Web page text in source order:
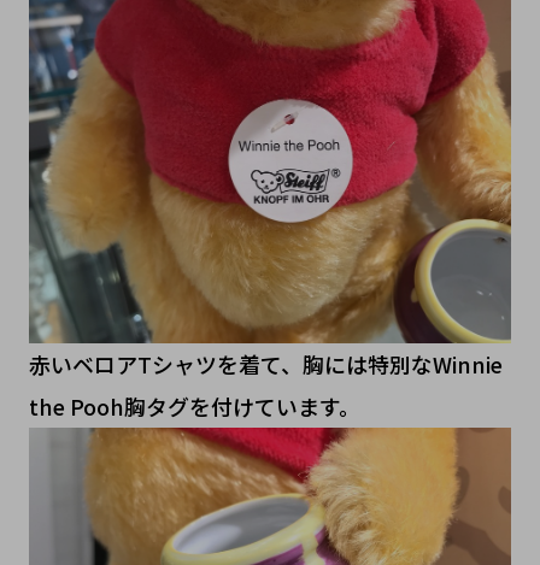
赤いベロアTシャツを着て、胸には特別なWinnie
the Pooh胸タグを付けています。